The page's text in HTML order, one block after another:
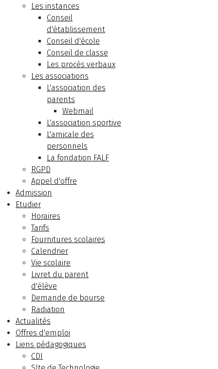
Les instances
Conseil
d'établissement
Conseil d'école
Conseil de classe
Les procès verbaux
Les associations
L'association des
parents
Webmail
L'association sportive
L'amicale des
personnels
La fondation FALF
RGPD
Appel d'offre
Admission
Etudier
Horaires
Tarifs
Fournitures scolaires
Calendrier
Vie scolaire
Livret du parent
d'élève
Demande de bourse
Radiation
Actualités
Offres d'emploi
Liens pédagogiques
CDI